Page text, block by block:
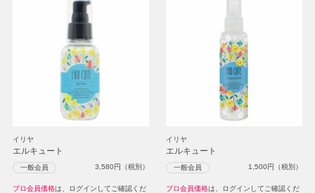
イリヤ
エルキュート
一般会員 3,580円（税別）
プロ会員価格は、ログインしてご確認くだ
イリヤ
エルキュート
一般会員 1,500円（税別）
プロ会員価格は、ログインしてご確認くだ